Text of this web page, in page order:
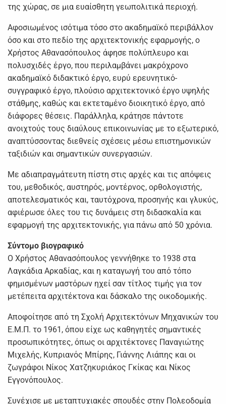
της χώρας, σε μια ευαίσθητη γεωπολιτικά περιοχή.
Αφοσιωμένος ισότιμα τόσο στο ακαδημαϊκό περιβάλλον
όσο και στο πεδίο της αρχιτεκτονικής εφαρμογής, ο
Χρήστος Αθανασόπουλος άφησε πολύπλευρο και
πολυσχιδές έργο, που περιλαμβάνει μακρόχρονο
ακαδημαϊκό διδακτικό έργο, ευρύ ερευνητικό-
συγγραφικό έργο, πλούσιο αρχιτεκτονικό έργο υψηλής
στάθμης, καθώς και εκτεταμένο διοικητικό έργο, από
διάφορες θέσεις. Παράλληλα, κράτησε πάντοτε
ανοιχτούς τους διαύλους επικοινωνίας με το εξωτερικό,
αναπτύσσοντας διεθνείς σχέσεις μέσω επιστημονικών
ταξιδιών και σημαντικών συνεργασιών.
Με αδιαπραγμάτευτη πίστη στις αρχές και τις απόψεις
του, μεθοδικός, αυστηρός, μοντέρνος, ορθολογιστής,
αποτελεσματικός και, ταυτόχρονα, προσηνής και γλυκύς,
αφιέρωσε όλες του τις δυνάμεις στη διδασκαλία και
εφαρμογή της αρχιτεκτονικής, για πάνω από 50 χρόνια.
Σύντομο βιογραφικό
Ο Χρήστος Αθανασόπουλος γεννήθηκε το 1938 στα
Λαγκάδια Αρκαδίας, και η καταγωγή του από τόπο
φημισμένων μαστόρων ηχεί σαν τίτλος τιμής για τον
μετέπειτα αρχιτέκτονα και δάσκαλο της οικοδομικής.
Αποφοίτησε από τη Σχολή Αρχιτεκτόνων Μηχανικών του
Ε.Μ.Π. το 1961, όπου είχε ως καθηγητές σημαντικές
προσωπικότητες, όπως οι αρχιτέκτονες Παναγιώτης
Μιχελής, Κυπριανός Μπίρης, Γιάννης Λιάπης και οι
ζωγράφοι Νίκος Χατζηκυριάκος Γκίκας και Νίκος
Εγγονόπουλος.
Συνέχισε με μεταπτυχιακές σπουδές στην Πολεοδομία